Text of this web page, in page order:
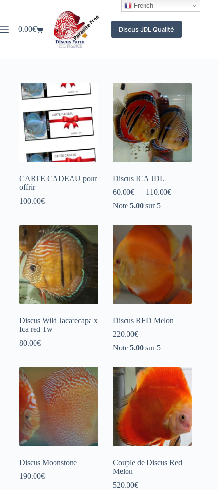
Panier
0.00€ Discus JDL Qualité
CARTE CADEAU pour
offrir
100.00€
Discus ICA JDL
60.00€ – 110.00€Plage
à
110.00€
Note5.00 sur 5
Discus Wild Jacarecapa x
Ica red Tw
80.00€
Discus RED Melon
220.00€
Note5.00 sur 5
Discus Moonstone
190.00€
Couple de Discus Red
Melon
520.00€
French